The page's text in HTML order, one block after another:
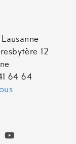
12
64 64